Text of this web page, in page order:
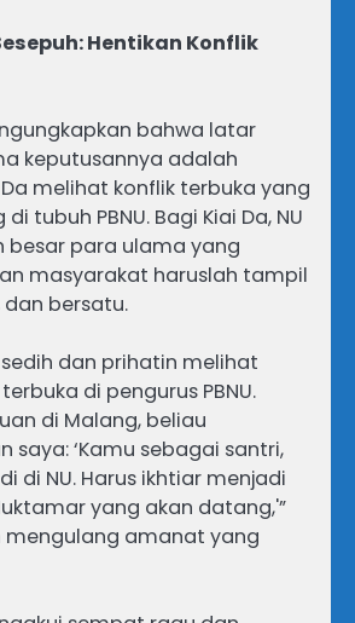
Hentikan Konflik
bahwa latar
keputusannya adalah
melihat konflik terbuka yang
tubuh PBNU. Bagi Kiai Da, NU
besar para ulama yang
masyarakat haruslah tampil
dan bersatu.
dan prihatin melihat
di pengurus PBNU.
di Malang, beliau
saya: ‘Kamu sebagai santri,
di NU. Harus ikhtiar menjadi
yang akan datang,'”
mengulang amanat yang